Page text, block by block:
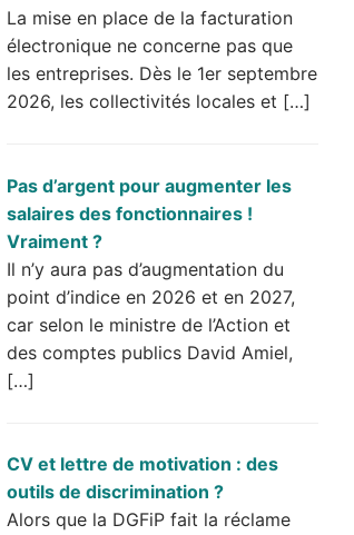
La mise en place de la facturation
électronique ne concerne pas que
les entreprises. Dès le 1er septembre
2026, les collectivités locales et […]
Pas d’argent pour augmenter les
salaires des fonctionnaires !
Vraiment ?
Il n’y aura pas d’augmentation du
point d’indice en 2026 et en 2027,
car selon le ministre de l’Action et
des comptes publics David Amiel,
[…]
CV et lettre de motivation : des
outils de discrimination ?
Alors que la DGFiP fait la réclame